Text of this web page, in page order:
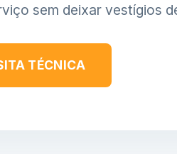
sem deixar vestígios
TÉCNICA